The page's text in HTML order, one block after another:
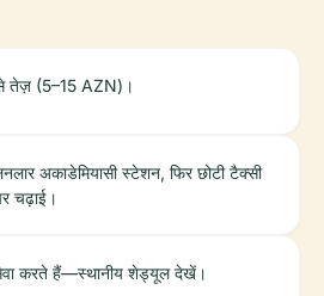
तेज़ (5–15 AZN)।
अकाडेमियासी स्टेशन, फिर छोटी टैक्सी
चढ़ाई।
सेवा करते हैं—स्थानीय शेड्यूल देखें।